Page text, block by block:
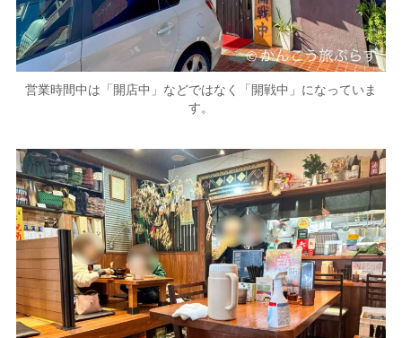
営業時間中は「開店中」などではなく「開戦中」になっていま
す。